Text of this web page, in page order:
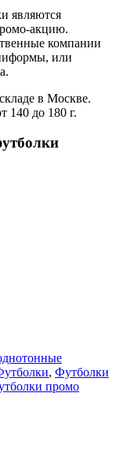
являются
акцию.
компании
или
в Москве.
140 до 180 г.
, Футболки
промо